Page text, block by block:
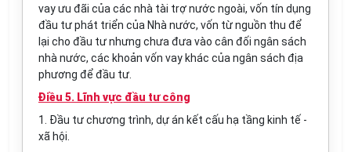
vay ưu đãi của các nhà tài trợ nước ngoài, vốn tín dụng
đầu tư phát triển của Nhà nước, vốn từ nguồn thu để
lại cho đầu tư nhưng chưa đưa vào cân đối ngân sách
nhà nước, các khoản vốn vay khác của ngân sách địa
phương để đầu tư.
Điều 5. Lĩnh vực đầu tư công
1. Đầu tư chương trình, dự án kết cấu hạ tầng kinh tế -
xã hội.